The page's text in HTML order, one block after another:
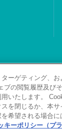
お問い合わせ
ーゲティング、
ブの閲覧履歴及び
いたします。
を閉じるか、本
希望される場合
キーポリシー（プ